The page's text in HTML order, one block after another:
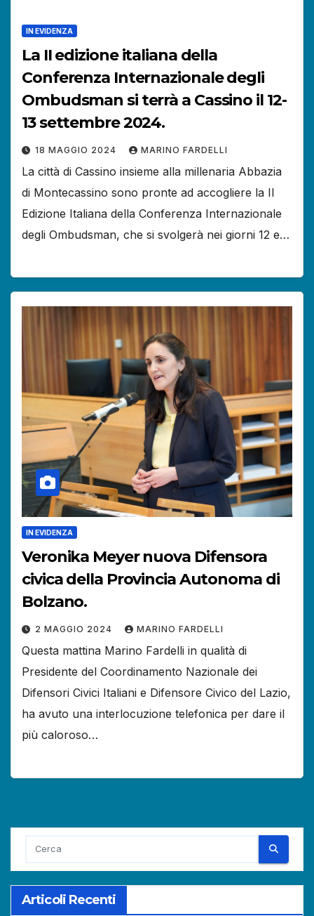
IN EVIDENZA
La II edizione italiana della
Conferenza Internazionale degli
Ombudsman si terrà a Cassino il 12-
13 settembre 2024.
18 MAGGIO 2024 MARINO FARDELLI
La città di Cassino insieme alla millenaria Abbazia
di Montecassino sono pronte ad accogliere la II
Edizione Italiana della Conferenza Internazionale
degli Ombudsman, che si svolgerà nei giorni 12 e…
IN EVIDENZA
Veronika Meyer nuova Difensora
civica della Provincia Autonoma di
Bolzano.
2 MAGGIO 2024 MARINO FARDELLI
Questa mattina Marino Fardelli in qualità di
Presidente del Coordinamento Nazionale dei
Difensori Civici Italiani e Difensore Civico del Lazio,
ha avuto una interlocuzione telefonica per dare il
più caloroso…
Articoli Recenti